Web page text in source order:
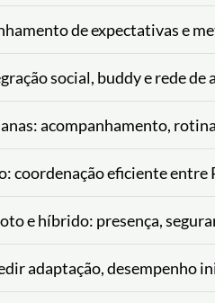
de expectativas e
social, buddy e rede de
acompanhamento,
coordenação eficiente entre
e híbrido: presença,
adaptação, desempenho